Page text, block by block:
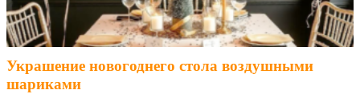
Украшение новогоднего стола воздушными
шариками